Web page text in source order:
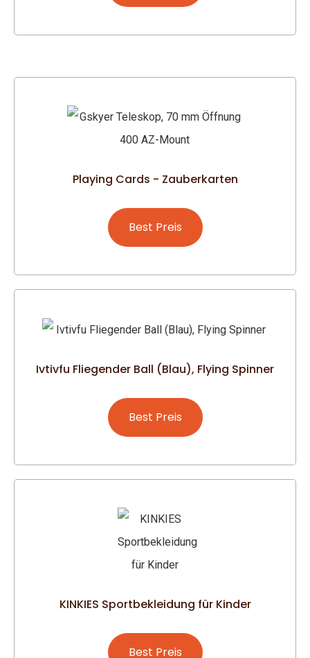
Playing Cards - Zauberkarten
Best Preis
Ivtivfu Fliegender Ball (Blau), Flying Spinner
Best Preis
KINKIES Sportbekleidung für Kinder
Best Preis